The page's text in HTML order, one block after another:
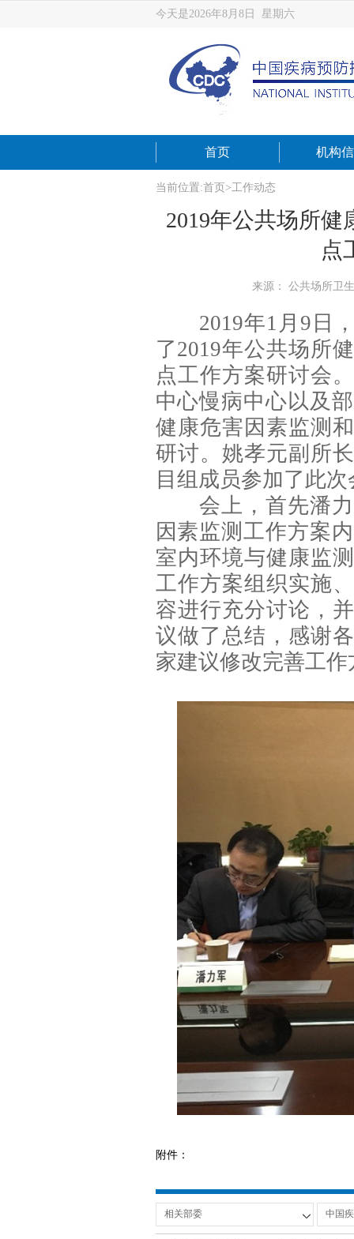
今天是2026年8月8日 星期六
首页 机构
当前位置:首页 >工作动态
2019年公共场所
点
来源： 公共场所卫
2019年1月9日
了2019年公共场所
点工作方案研讨会
中心慢病中心以及
健康危害因素监测
研讨。姚孝元副所
目组成员参加了此次
会上，首先潘
因素监测工作方案
室内环境与健康监
工作方案组织实施
容进行充分讨论，
议做了总结，感谢
家建议修改完善工作
附件：